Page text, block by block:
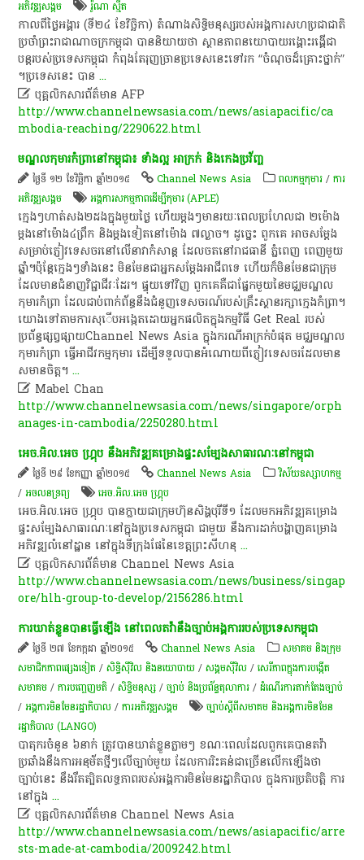
អភិវឌ្ឍ​សង្គម រ៉ូណា ស្មីត
​កាលពី​ថ្ងៃ​អង្គារ​ (​ទី​២៤​ ខែវិច្ឆិកា​)​ តំណាង​សិទ្ធិ​មនុស្ស​របស់​អង្គការសហប្រជាជាតិ​
ប្រចាំ​ព្រះរាជាណាចក្រ​កម្ពុជា​ បាន​និយាយ​ថា​ ស្ថានភាព​នយោបាយ​រង្គោះរង្គើ​ជា​
បន្ត​របស់​ប្រទេស​កម្ពុជា​ កំពុង​តែ​រុញច្រាន​ប្រទេស​នេះ​ទៅ​រក​ “​ចំណុច​ដ៏​គ្រោះថ្នាក់​”​
។​​ប្រទេស​នេះ​ បាន...
 បុគ្គលិកសារព័ត៌មាន AFP
http://www.channelnewsasia.com/news/asiapacific/ca
mbodia-reaching/2290622.html
មណ្ឌលកុមារកំព្រានៅកម្ពុជា៖ ទាំងល្អ អាក្រក់ និងកេងប្រវ័ញ្ច
ថ្ងៃទី ១២ ខែវិច្ឆិកា ឆ្នាំ២០១៥ Channel News Asia ពលកម្មកុមារ /ការ​
អភិវឌ្ឍ​សង្គម
អង្គការសកម្មភាពដើម្បីកុមារ (APLE)
ក្មេងៗហាត់សង២ដងក្នុងមួយថ្ងៃ ហើយម្តងៗមានរយៈពេលប្រហែលជា ២ម៉ោង
ម្តងនៅម៉ោង៤ព្រឹក និងម្តងទៀតនៅម៉ោង ៧ល្ងាច។ ដូច្នេះ ពួកគេ អាចសម្តែង
សម្រាប់ភ្ញៀវទេសចរនៅលើនាវាកំសាន្ត ដែលចតនៅរាជធានី ភ្នំពេញ ពេញមួយ
ឆ្នាំ។ប៉ុន្តែក្មេងៗទាំងនេះ មិនមែនជាអ្នកសម្តែងអាជីពទេ ហើយក៏មិនមែនជាក្រុម
ដែលមានជំនាញវិជ្ជាជីវៈដែរ។ ផ្ទុយទៅវិញ ពួកគេគឺជាផ្នែកមួយនៃមជ្ឈមណ្ឌល
កុមារកំព្រា ដែលជាប់ពាក់ព័ន្ធនឹងជំនួញទេសចរណ៍របស់គ្រឹះស្ថាន​រក្សា​ក្មេង​កំព្រា។
យោងទៅតាមការសុើបអង្កេតដោយអ្នកផលិតក្នុងកម្មវិធី Get Real របស់
ប្រព័ន្ធផ្សព្វផ្សាយChannel News Asia ក្នុងករណីអាក្រក់បំផុត មជ្ឈមណ្ឌល
កុមារកំព្រា ធ្វើអាជីវកម្មកុមារ ដើម្បីទទួលបានអំណោយពីភ្ញៀវទេសចរដែលមាន
សមានចិត្ត។...
 Mabel Chan
http://www.channelnewsasia.com/news/singapore/orph
anages-in-cambodia/2250280.html
អេ​ច​.​អិ​ល​.​អេ​ច​ ហ្គ្រុ​ប​ នឹង​អភិវឌ្ឍ​គម្រោង​ផ្ទះសម្បែង​សាធារណៈ​នៅ​កម្ពុជា​
ថ្ងៃទី ២៩ ខែកញ្ញា ឆ្នាំ២០១៥ Channel News Asia
វិស័យឧស្សាហកម្ម
/​អចលនទ្រព្យ​ អេច.អិល.អេច ហ្គ្រុប
អេ​ច​.​អិ​ល​.​អេ​ច​ ហ្គ្រុ​ប​ បាន​ក្លាយជា​ក្រុមហ៊ុន​សិង្ហ​បុរី​ទី​១​ ដែល​មក​អភិវឌ្ឍ​គម្រោង​
ផ្ទះសម្បែង​សាធារណៈ​នៅ​ក្នុង​ប្រទេស​កម្ពុជា​ ជាមួយ នឹង​ការ​ដាក់​បង្ហាញ​គម្រោង​
អភិវឌ្ឍ​លំនៅ​ដ្ឋា​ន​ នៅ​ក្នុង​ទីក្រុង​ផែ​នៃ​ខេត្ត​ព្រះ​សីហ​នុ...
 បុគ្គលិកសារព័ត៌មាន Channel News Asia
http://www.channelnewsasia.com/news/business/singap
ore/hlh-group-to-develop/2156286.html
ការ​ឃាត់ខ្លួន​បាន​ធ្វើ​ឡើង​ នៅ​ពេល​តវ៉ា​នឹង​ច្បាប់​អង្គការ​របស់​ប្រទេស​កម្ពុជា​
ថ្ងៃទី ២៧ ខែកក្កដា ឆ្នាំ២០១៥ Channel News Asia
សមាគម និងក្រុម
សមាជិកភាពផ្សេងទៀត /សិទិ្ធស៊ីវិល និងនយោបាយ /សង្គមស៊ីវិល /សេរីភាពក្នុងការបង្កើត
សមាគម /ការបញ្ចេញមតិ /សិទ្ធិមនុស្ស /ច្បាប់ និងប្រព័ន្ធតុលាការ /ដំណើរការតាក់តែងច្បាប់
/អង្គការមិនមែនរដ្ឋាភិបាល /ការ​អភិវឌ្ឍ​សង្គម
ច្បាប់​ស្ដីពី​សមាគម និង​អង្គការ​មិនមែន​
រដ្ឋាភិបាល​ (LANGO)
បាតុករ​ចំនួន​ ៦​នាក់​ ត្រូវ​បាន​ឃាត់ខ្លួន​ភ្លាមៗ​ ខណៈ​ពេល​ដែល​ពួក​គេ​បាន​តវ៉ា​
ប្រឆាំង​នឹង​ការ​អនុម័ត​ថ្មីៗ​លើ​ច្បាប់​មួយ​ ដែល​ការ​រិះគន់​ជា​ច្រើន​លើក​ឡើង​ថា​
ច្បាប់​នេះ​ នឹង​រឹតត្បិត​លទ្ធភាព​របស់​អង្គការ​មិនមែន​រដ្ឋាភិបាល​ ក្នុង​ការ​ប្រតិបត្តិ ការ​
នៅ​ក្នុង...
 បុគ្គលិកសារព័ត៌មាន Channel News Asia
http://www.channelnewsasia.com/news/asiapacific/arre
sts-made-at-cambodia/2009242.html